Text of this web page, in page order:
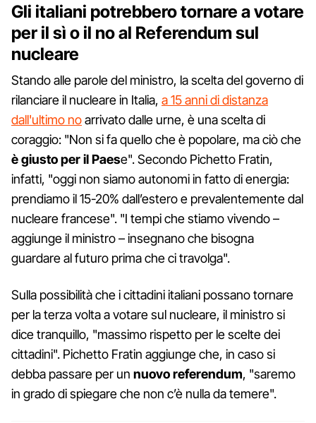
Gli italiani potrebbero tornare a votare
per il sì o il no al Referendum sul
nucleare
Stando alle parole del ministro, la scelta del governo di
rilanciare il nucleare in Italia, a 15 anni di distanza
dall'ultimo noarrivato dalle urne, è una scelta di
coraggio: "Non si fa quello che è popolare, ma ciò che
è giusto per il Paese". Secondo Pichetto Fratin,
infatti, "oggi non siamo autonomi in fatto di energia:
prendiamo il 15-20% dall’estero e prevalentemente dal
nucleare francese". "I tempi che stiamo vivendo –
aggiunge il ministro – insegnano che bisogna
guardare al futuro prima che ci travolga".
Sulla possibilità che i cittadini italiani possano tornare
per la terza volta a votare sul nucleare, il ministro si
dice tranquillo, "massimo rispetto per le scelte dei
cittadini". Pichetto Fratin aggiunge che, in caso si
debba passare per un nuovo referendum, "saremo
in grado di spiegare che non c’è nulla da temere".